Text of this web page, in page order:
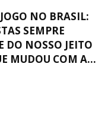
NO BRASIL:
SEMPRE
DO NOSSO JEITO
MUDOU COM A...